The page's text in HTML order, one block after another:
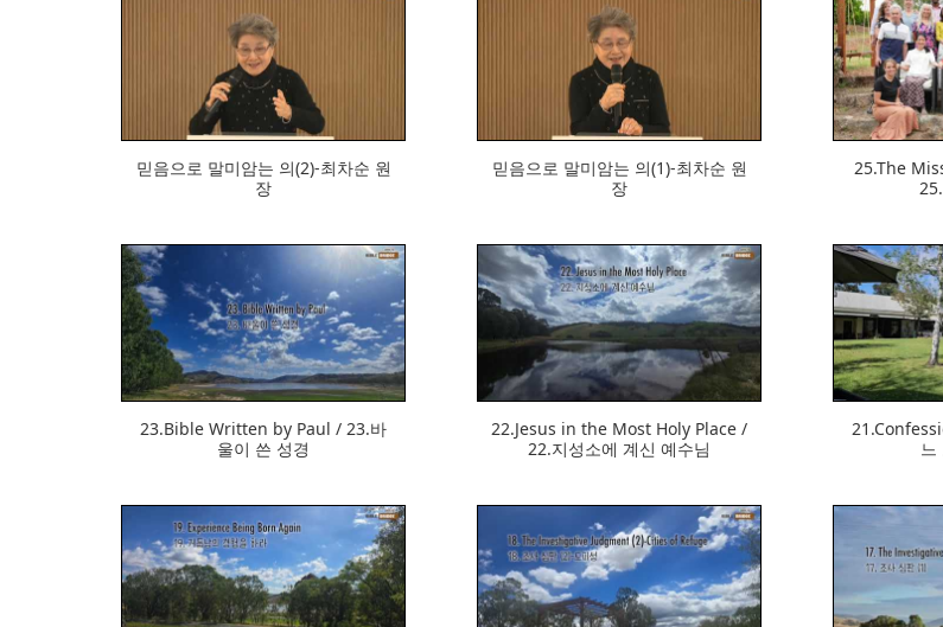
믿음으로 말미암는 의(2)-최차순 원
장
믿음으로 말미암는 의(1)-최차순 원
장
534
25.The
374
23.Bible Written by Paul / 23.바
울이 쓴 성경
382
22.Jesus in the Most Holy Place /
22.지성소에 계신 예수님
420
느
374 369